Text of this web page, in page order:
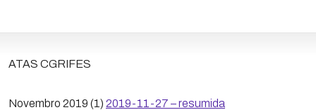
ATAS CGRIFES
Novembro 2019 (1) 2019-11-27 – resumida